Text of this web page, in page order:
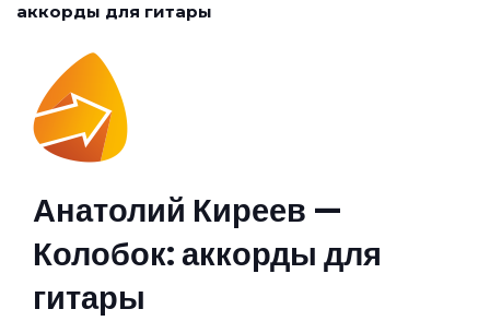
аккорды для гитары
Анатолий Киреев —
Колобок: аккорды для
гитары